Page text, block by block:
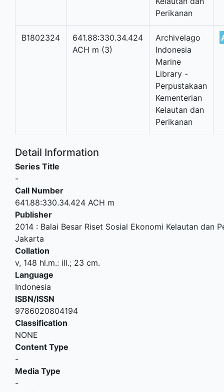
Perikanan
B1802324
641.88:330.34.424
ACH m (3)
Archivelago
Indonesia
Marine
Library -
Perpustakaan
Kementerian
Kelautan dan
Perikanan
Detail Information
Series Title
-
Call Number
641.88:330.34.424 ACH m
Publisher
2014 : Balai Besar Riset Sosial Ekonomi Kelautan dan
Jakarta
Collation
v, 148 hl.m.: ill.; 23 cm.
Language
Indonesia
ISBN/ISSN
9786020804194
Classification
NONE
Content Type
-
Media Type
-